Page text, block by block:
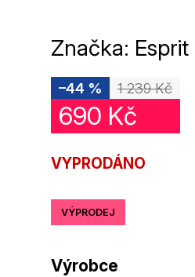
Značka: Esprit
1 239 Kč
–44 %
690 Kč
Výrobce
VÝPRODEJ
VYPRODÁNO